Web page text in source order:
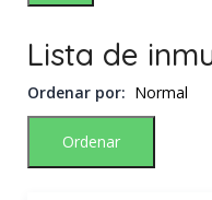
Lista de
Ordenar por:
Ordenar